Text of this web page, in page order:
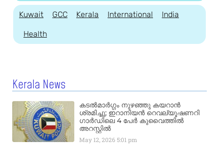
Kuwait GCC Kerala International India
Health
Kerala News
കടൽമാർഗ്ഗം നുഴഞ്ഞു കയറാൻ
ശ്രമിച്ചു; ഇറാനിയൻ റെവല്യൂഷണറി
ഗാർഡിലെ 4 പേർ കുവൈത്തിൽ
അറസ്റ്റിൽ
May 12, 20265:01 pm